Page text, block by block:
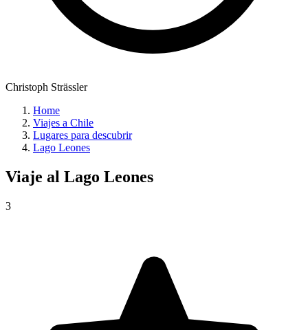
Christoph Strässler
Home
Viajes a Chile
Lugares para descubrir
Lago Leones
Viaje al Lago Leones
3